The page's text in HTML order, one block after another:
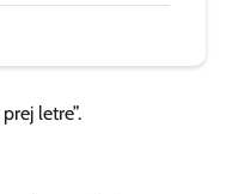
letre”.